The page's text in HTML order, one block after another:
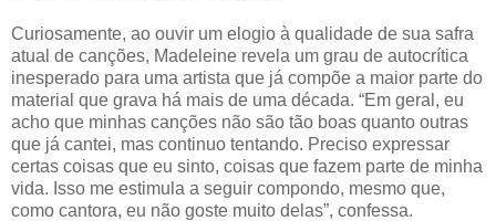
Curiosamente, ao ouvir um elogio à qualidade de sua safra
atual de canções, Madeleine revela um grau de autocrítica
inesperado para uma artista que já compõe a maior parte do
material que grava há mais de uma década. “Em geral, eu
acho que minhas canções não são tão boas quanto outras
que já cantei, mas continuo tentando. Preciso expressar
certas coisas que eu sinto, coisas que fazem parte de minha
vida. Isso me estimula a seguir compondo, mesmo que,
como cantora, eu não goste muito delas”, confessa.